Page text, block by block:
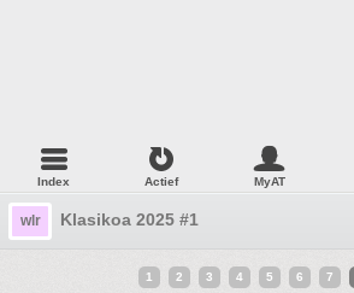
Index Actief MyAT
wlr Klasikoa 2025 #1
1 2 3 4 5 6 7